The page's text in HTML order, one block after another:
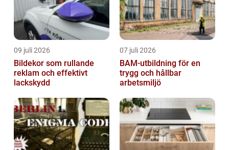
09 juli 2026
Bildekor som rullande
reklam och effektivt
lackskydd
07 juli 2026
BAM-utbildning för en
trygg och hållbar
arbetsmiljö